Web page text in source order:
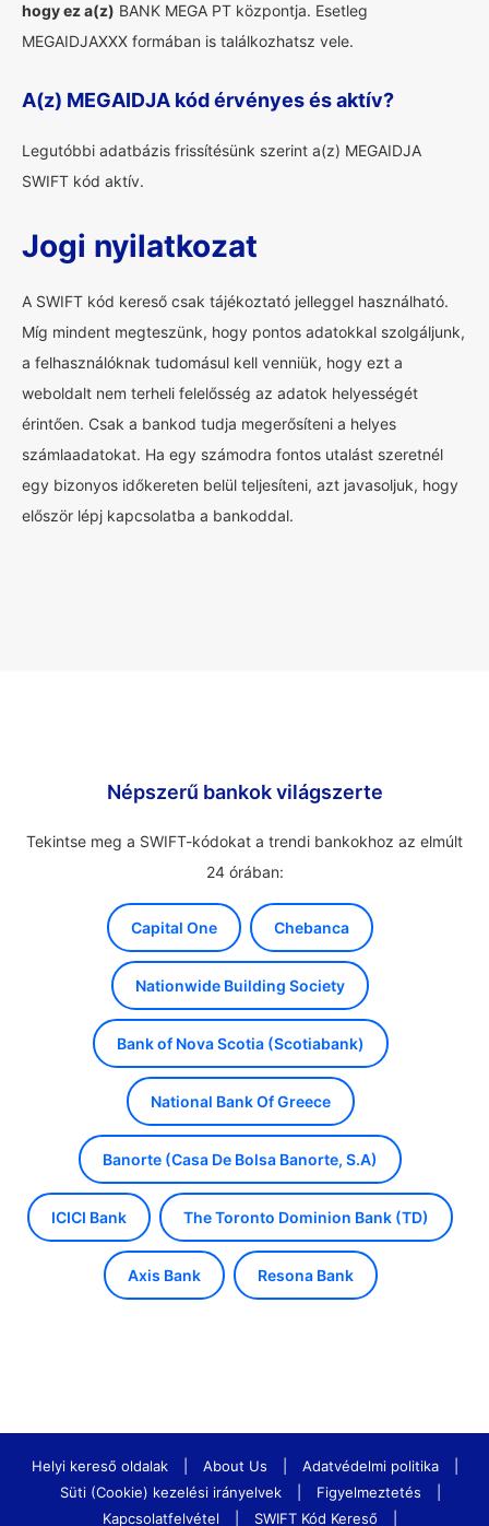
hogy ez a(z) BANK MEGA PT központja. Esetleg
MEGAIDJAXXX formában is találkozhatsz vele.
A(z) MEGAIDJA kód érvényes és aktív?
Legutóbbi adatbázis frissítésünk szerint a(z) MEGAIDJA
SWIFT kód aktív.
Jogi nyilatkozat
A SWIFT kód kereső csak tájékoztató jelleggel használható.
Míg mindent megteszünk, hogy pontos adatokkal szolgáljunk,
a felhasználóknak tudomásul kell venniük, hogy ezt a
weboldalt nem terheli felelősség az adatok helyességét
érintően. Csak a bankod tudja megerősíteni a helyes
számlaadatokat. Ha egy számodra fontos utalást szeretnél
egy bizonyos időkereten belül teljesíteni, azt javasoljuk, hogy
először lépj kapcsolatba a bankoddal.
Népszerű bankok világszerte
Tekintse meg a SWIFT-kódokat a trendi bankokhoz az elmúlt
24 órában:
Capital One Chebanca
Nationwide Building Society
Bank of Nova Scotia (Scotiabank)
National Bank Of Greece
Banorte (Casa De Bolsa Banorte, S.A)
ICICI Bank The Toronto Dominion Bank (TD)
Axis Bank Resona Bank
Helyi kereső oldalak About Us Adatvédelmi politika
Süti (Cookie) kezelési irányelvek
Figyelmeztetés
Kapcsolatfelvétel
SWIFT Kód Kereső